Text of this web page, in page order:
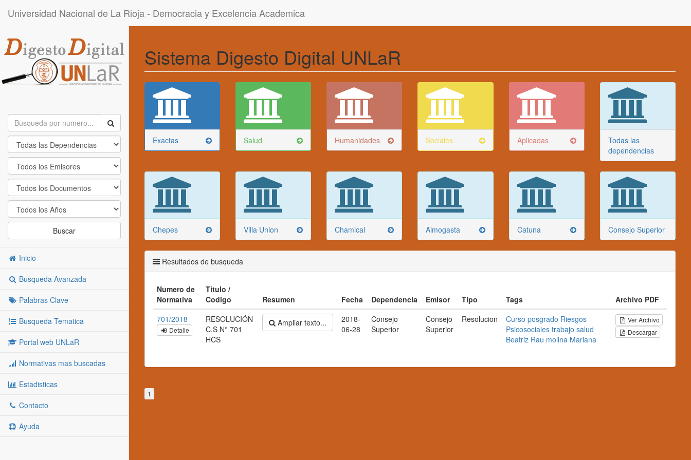
Universidad Nacional de La Rioja - Democracia y Excelencia Academica
Buscar
Inicio
Busqueda Avanzada
Palabras Clave
Busqueda Tematica
Portal web UNLaR
Normativas mas buscadas
Estadisticas
Contacto
Ayuda
Sistema Digesto Digital UNLaR
Exactas Salud Humanidades Sociales Aplicadas
Todas las
dependencias
Chepes Villa Union Chamical Aimogasta Catuna Consejo Superior
Resultados de busqueda
Numero de
Normativa
Titulo /
Codigo
Resumen Fecha Dependencia Emisor Tipo Tags
Archivo PDF
701/2018
Detalle
RESOLUCIÓN
C.S N° 701
HCS
Ampliar texto...
2018-
06-28
Consejo
Superior
Consejo
Superior
Resolucion Curso posgrado Riesgos
Psicosociales trabajo salud
Beatriz Rau molina Mariana
Ver Archivo
Descargar
1